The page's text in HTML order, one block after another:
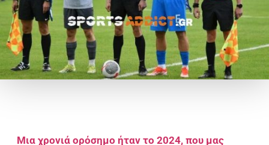
Μια χρονιά ορόσημο ήταν το 2024, που μας